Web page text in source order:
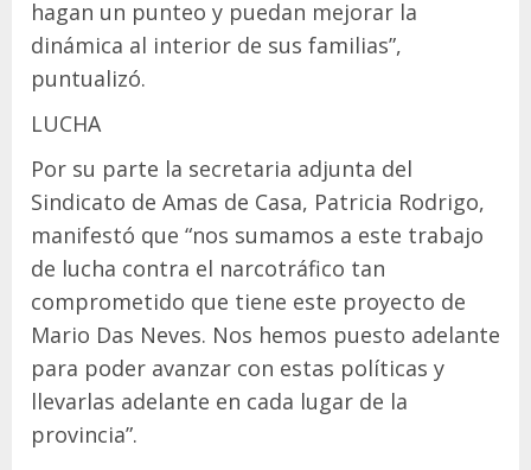
hagan un punteo y puedan mejorar la
dinámica al interior de sus familias”,
puntualizó.
LUCHA
Por su parte la secretaria adjunta del
Sindicato de Amas de Casa, Patricia Rodrigo,
manifestó que “nos sumamos a este trabajo
de lucha contra el narcotráfico tan
comprometido que tiene este proyecto de
Mario Das Neves. Nos hemos puesto adelante
para poder avanzar con estas políticas y
llevarlas adelante en cada lugar de la
provincia”.